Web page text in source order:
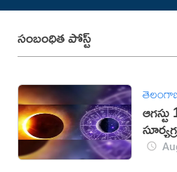
సంబంధిత పోస్ట్